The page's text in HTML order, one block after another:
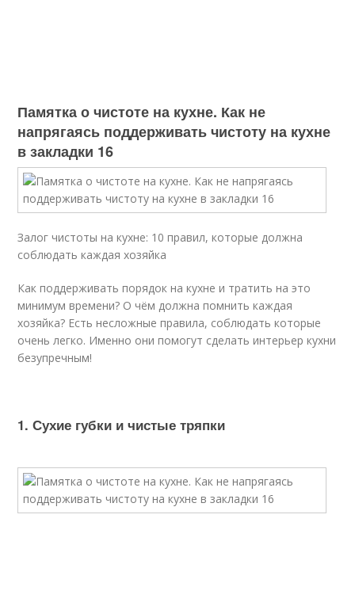
Памятка о чистоте на кухне. Как не
напрягаясь поддерживать чистоту на кухне
в закладки 16
Залог чистоты на кухне: 10 правил, которые должна
соблюдать каждая хозяйка
Как поддерживать порядок на кухне и тратить на это
минимум времени? О чём должна помнить каждая
хозяйка? Есть несложные правила, соблюдать которые
очень легко. Именно они помогут сделать интерьер кухни
безупречным!
1. Сухие губки и чистые тряпки